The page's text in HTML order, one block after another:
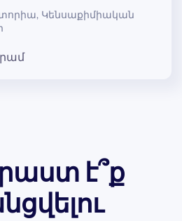
, Կենսաքիմիական
է՞ք